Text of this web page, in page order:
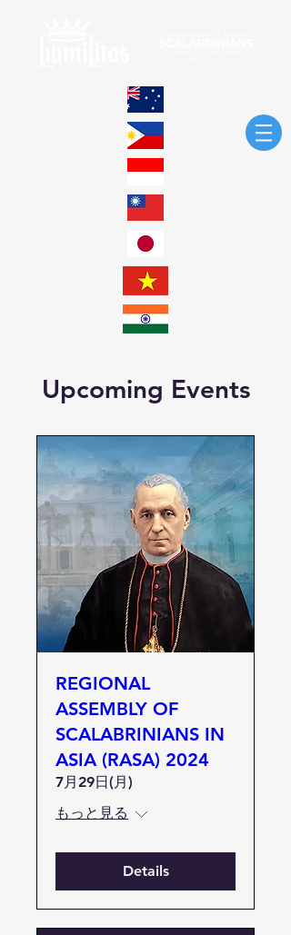
Upcoming Events
REGIONAL
ASSEMBLY OF
SCALABRINIANS IN
ASIA (RASA) 2024
7月29日(月)
もっと見る
Details